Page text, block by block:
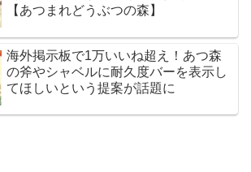
【あつまれどうぶつの森】
海外掲示板で1万いいね超え！あつ森
の斧やシャベルに耐久度バーを表示し
てほしいという提案が話題に